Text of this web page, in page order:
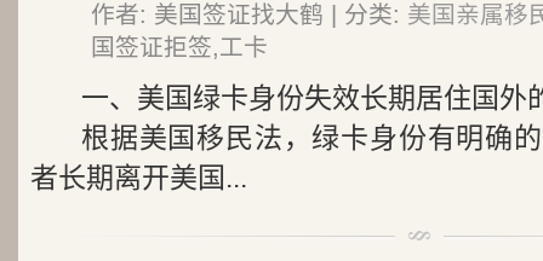
作者: 美国签证找大鹤 | 分类: 美国亲属移
国签证拒签,工卡
一、美国绿卡身份失效长期居住国外
根据美国移民法，绿卡身份有明确
者长期离开美国...